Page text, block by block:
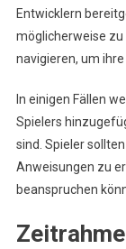
Entwicklern
möglicherweise
navigieren, um
In einigen Fällen
Spielers
sind. Spieler
Anweisungen zu
beanspruchen